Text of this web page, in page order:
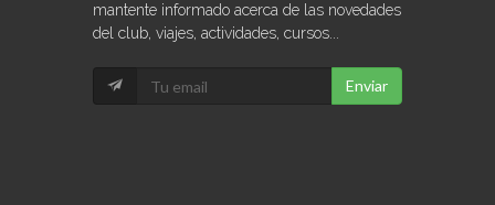
mantente informado acerca de las novedades
del club, viajes, actividades, cursos...
Enviar